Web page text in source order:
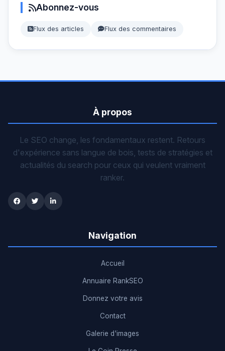
Abonnez-vous
Flux des articles Flux des commentaires
À propos
Le SEO change, les fondamentaux restent. Retours
d'expérience sans langue de bois, tests de stratégies et
actualités du search pour ceux qui veulent vraiment
ranker.
Navigation
Accueil
Annuaire RankSEO
Donnez votre avis
Contact
Galerie d'images